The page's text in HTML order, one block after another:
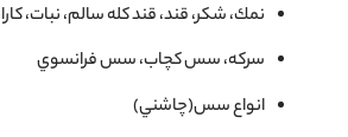
نمك، شكر، قند، قند كله سالم، نبات،
سركه، سس كچاب، سس فرانسوي
انواع سس(چاشني)